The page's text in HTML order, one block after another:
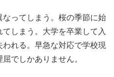
ってしまう。桜の季節に始
しまう。大学を卒業して入
れる。早急な対応で学校現
でしかありません。